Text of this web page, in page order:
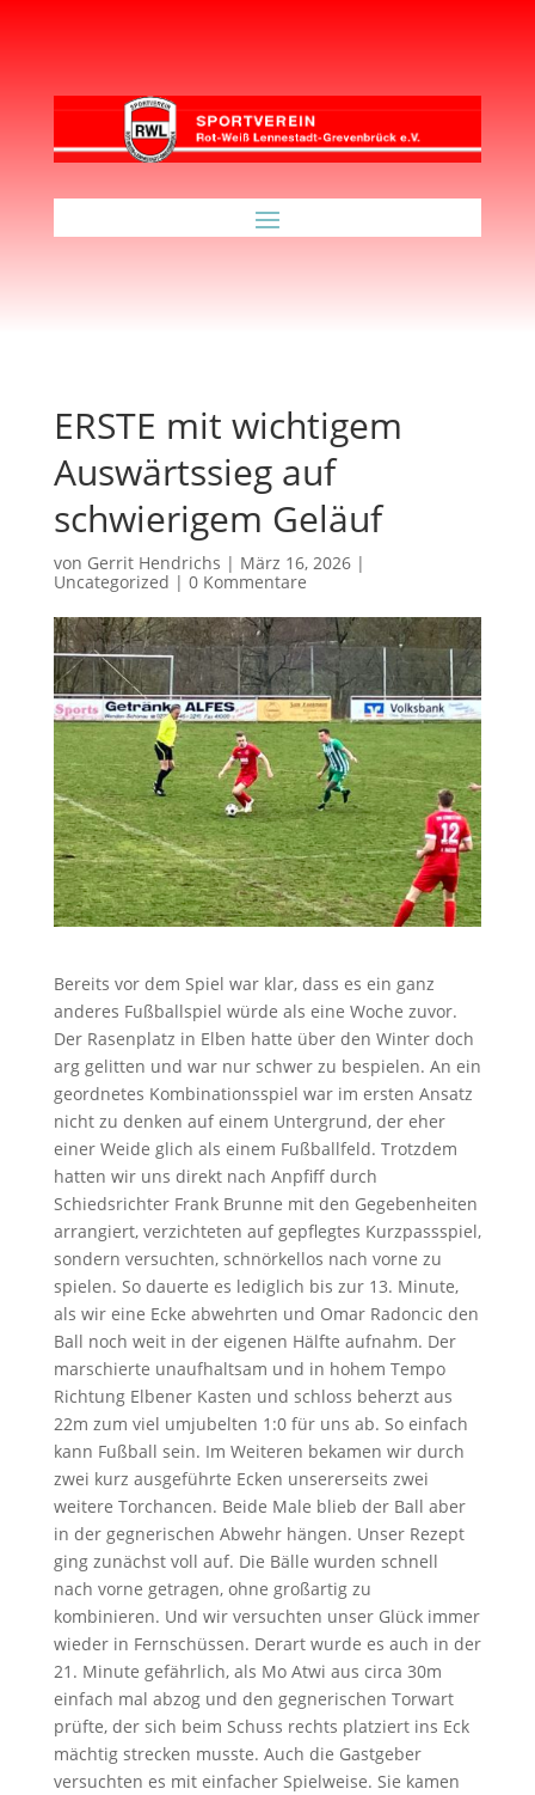
ERSTE mit wichtigem
Auswärtssieg auf
schwierigem Geläuf
von Gerrit Hendrichs | März 16, 2026|
Uncategorized | 0 Kommentare
Bereits vor dem Spiel war klar, dass es ein ganz
anderes Fußballspiel würde als eine Woche zuvor.
Der Rasenplatz in Elben hatte über den Winter doch
arg gelitten und war nur schwer zu bespielen. An ein
geordnetes Kombinationsspiel war im ersten Ansatz
nicht zu denken auf einem Untergrund, der eher
einer Weide glich als einem Fußballfeld. Trotzdem
hatten wir uns direkt nach Anpfiff durch
Schiedsrichter Frank Brunne mit den Gegebenheiten
arrangiert, verzichteten auf gepflegtes Kurzpassspiel,
sondern versuchten, schnörkellos nach vorne zu
spielen. So dauerte es lediglich bis zur 13. Minute,
als wir eine Ecke abwehrten und Omar Radoncic den
Ball noch weit in der eigenen Hälfte aufnahm. Der
marschierte unaufhaltsam und in hohem Tempo
Richtung Elbener Kasten und schloss beherzt aus
22m zum viel umjubelten 1:0 für uns ab. So einfach
kann Fußball sein. Im Weiteren bekamen wir durch
zwei kurz ausgeführte Ecken unsererseits zwei
weitere Torchancen. Beide Male blieb der Ball aber
in der gegnerischen Abwehr hängen. Unser Rezept
ging zunächst voll auf. Die Bälle wurden schnell
nach vorne getragen, ohne großartig zu
kombinieren. Und wir versuchten unser Glück immer
wieder in Fernschüssen. Derart wurde es auch in der
21. Minute gefährlich, als Mo Atwi aus circa 30m
einfach mal abzog und den gegnerischen Torwart
prüfte, der sich beim Schuss rechts platziert ins Eck
mächtig strecken musste. Auch die Gastgeber
versuchten es mit einfacher Spielweise. Sie kamen